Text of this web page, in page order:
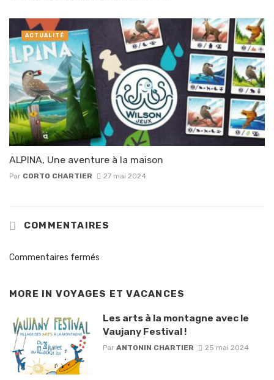
ALPINA, Une aventure à la maison
Par CORTO CHARTIER 27 mai 2024
ACTUALITÉ
COMMENTAIRES
Commentaires fermés
MORE IN VOYAGES ET VACANCES
Les arts à la montagne avec le
Vaujany Festival !
Par ANTONIN CHARTIER 25 mai 2024